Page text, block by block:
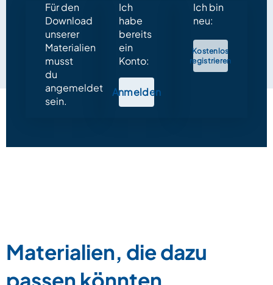
Für den
Download
unserer
Materialien
musst
du
angemeldet
sein.
Ich
habe
bereits
ein
Konto:
Anmelden
Ich bin
neu:
Kostenlos
registrieren
Materialien, die dazu
passen könnten